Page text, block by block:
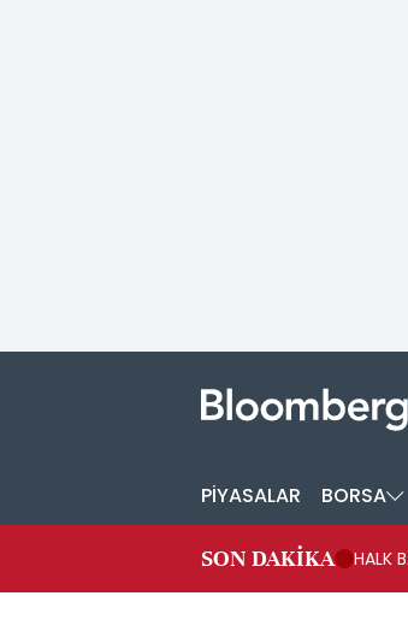
PİYASALAR BORSA
SON DAKİKA HALK